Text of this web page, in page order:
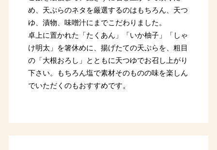
め、天ぷらのネタを厳選するのはもちろん、天つ
ゆ、漬物、味噌汁にまでこだわりました。
卓上に置かれた「たくあん」「いか柚子」「しゃ
け明太」を箸休めに、揚げたての天ぷらを、粗目
の「大根おろし」とともに天つゆでお召し上がり
下さい。もちろん塩で素材そのものの味を楽しん
でいただくのもおすすめです。